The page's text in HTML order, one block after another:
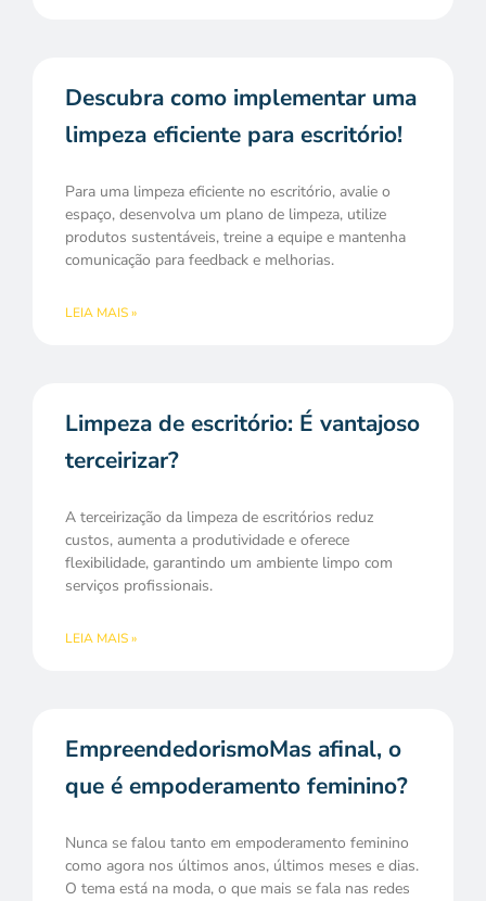
Descubra como implementar uma
limpeza eficiente para escritório!
Para uma limpeza eficiente no escritório, avalie o
espaço, desenvolva um plano de limpeza, utilize
produtos sustentáveis, treine a equipe e mantenha
comunicação para feedback e melhorias.
LEIA MAIS »
Limpeza de escritório: É vantajoso
terceirizar?
A terceirização da limpeza de escritórios reduz
custos, aumenta a produtividade e oferece
flexibilidade, garantindo um ambiente limpo com
serviços profissionais.
LEIA MAIS »
EmpreendedorismoMas afinal, o
que é empoderamento feminino?
Nunca se falou tanto em empoderamento feminino
como agora nos últimos anos, últimos meses e dias.
O tema está na moda, o que mais se fala nas redes